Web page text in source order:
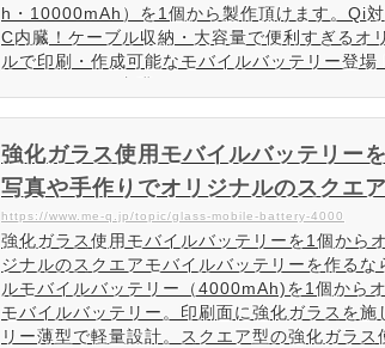
h・10000mAh）を1個から製作頂けます。Qi
C内臓！ケーブル収納・大容量で便利すぎるオ
ルで印刷・作成可能なモバイルバッテリー登
強化ガラス使用モバイルバッテリー
写真や手作りでオリジナルのスクエ
E-Q（メーク）
https://www.me-q.jp/topic/glass-mobile-battery-4000
強化ガラス使用モバイルバッテリーを1個から
ジナルのスクエアモバイルバッテリーを作る
ルモバイルバッテリー（4000mAh)を1個から
モバイルバッテリー。印刷面に強化ガラスを
リー薄型で軽量設計。スクエア型の強化ガラ